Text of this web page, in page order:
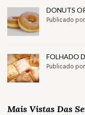
DONUTS
Publicado
FOLHADO
Publicado
Mais Vistas Das